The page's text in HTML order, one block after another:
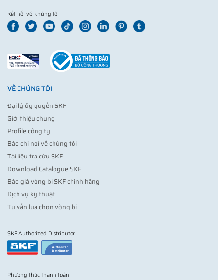
Kết nối với chúng tôi
VỀ CHÚNG TÔI
Đại lý ủy quyền SKF
Giới thiệu chung
Profile công ty
Báo chí nói về chúng tôi
Tài liệu tra cứu SKF
Download Catalogue SKF
Báo giá vòng bi SKF chính hãng
Dịch vụ kỹ thuật
Tư vấn lựa chọn vòng bi
SKF Authorized Distributor
Phương thức thanh toán